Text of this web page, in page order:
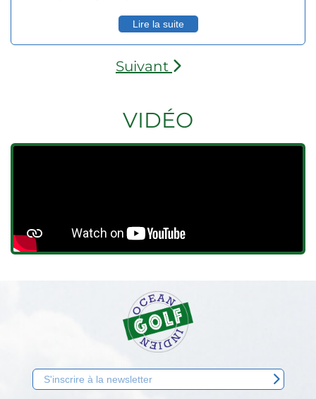
tout joueur de golf : disputer un championnat du monde sur
un parcours de légende.
Lire la suite
Suivant
VIDÉO